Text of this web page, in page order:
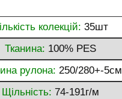
колекцій: 35шт
Тканина: 100% PES
рулона: 250/280+-5см
Щільність: 74-191г/м